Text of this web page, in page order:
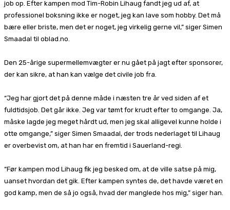
job op. Efter kampen mod Tim-Robin Lihaug fandt jeg ud af, at
professionel boksning ikke er noget, jeg kan lave som hobby. Det må
bære eller briste, men det er noget, jeg virkelig gerne vil,” siger Simen
Smaadal til oblad.no.
Den 25-årige supermellemvægter er nu gået på jagt efter sponsorer,
der kan sikre, at han kan vælge det civile job fra.
“Jeg har gjort det på denne måde i næsten tre år ved siden af et
fuldtidsjob. Det går ikke. Jeg var tømt for krudt efter to omgange. Ja,
måske lagde jeg meget hårdt ud, men jeg skal alligevel kunne holde i
otte omgange,” siger Simen Smaadal, der trods nederlaget til Lihaug
er overbevist om, at han har en fremtid i Sauerland-regi.
“Før kampen mod Lihaug fik jeg besked om, at de ville satse på mig,
uanset hvordan det gik. Efter kampen syntes de, det havde været en
god kamp, men de så jo også, hvad der manglede hos mig,” siger han.